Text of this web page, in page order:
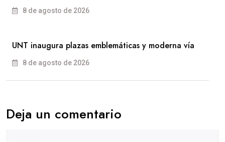
8 de agosto de 2026
UNT inaugura plazas emblemáticas y moderna vía
8 de agosto de 2026
Deja un comentario